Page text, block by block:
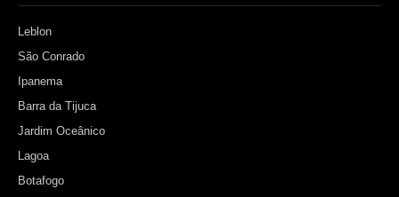
Leblon
São Conrado
Ipanema
Barra da Tijuca
Jardim Oceânico
Lagoa
Botafogo